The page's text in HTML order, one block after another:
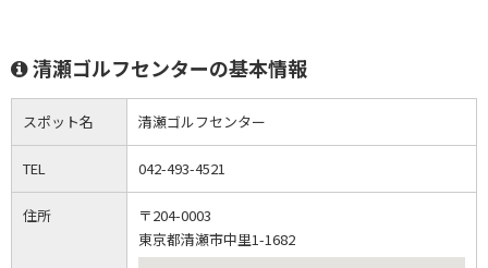
清瀬ゴルフセンターの基本情報
スポット名 清瀬ゴルフセンター
TEL 042-493-4521
住所
〒204-0003
東京都清瀬市中里1-1682